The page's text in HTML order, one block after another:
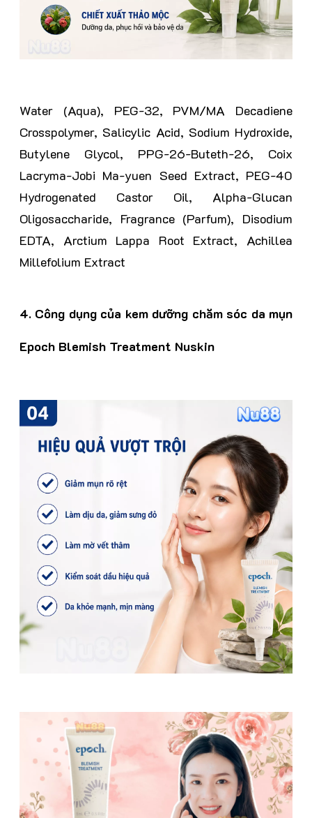
Water (Aqua), PEG-32, PVM/MA Decadiene
Crosspolymer, Salicylic Acid, Sodium Hydroxide,
Butylene Glycol, PPG-26-Buteth-26, Coix
Lacryma-Jobi Ma-yuen Seed Extract, PEG-40
Hydrogenated Castor Oil, Alpha-Glucan
Oligosaccharide, Fragrance (Parfum), Disodium
EDTA, Arctium Lappa Root Extract, Achillea
Millefolium Extract
4. Công dụng của kem dưỡng chăm sóc da mụn
Epoch Blemish Treatment Nuskin